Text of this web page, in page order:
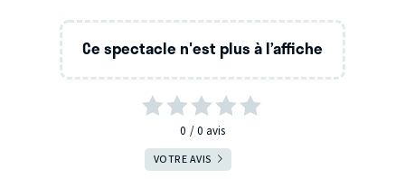
Ce spectacle n'est plus à l’affiche
0 0 avis
VOTRE AVIS